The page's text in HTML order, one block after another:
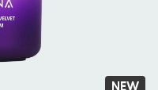
NEW